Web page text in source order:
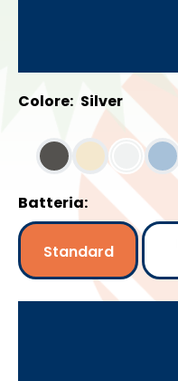
Colore: Silver
Batteria:
Standard